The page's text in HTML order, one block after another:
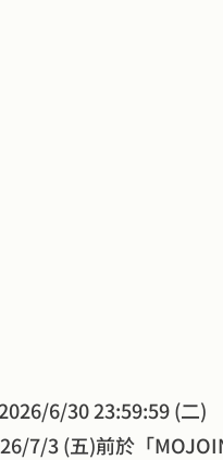
6/30 23:59:59 (二)
7/3 (五)前於「